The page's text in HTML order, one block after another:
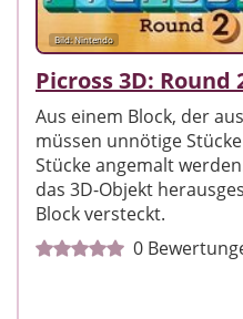
Bild: Nintendo
Picross 3D: Round
Aus einem Block, der
müssen unnötige
Stücke angemalt
das 3D-Objekt
Block versteckt.
0